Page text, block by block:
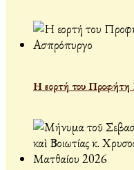
Η εορτή του